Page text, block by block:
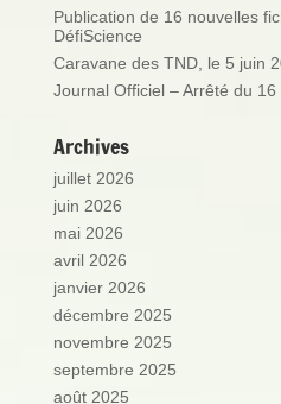
Publication de 16 nouvelles
DéfiScience
Caravane des TND, le 5 juin
Journal Officiel – Arrêté du 16
Archives
juillet 2026
juin 2026
mai 2026
avril 2026
janvier 2026
décembre 2025
novembre 2025
septembre 2025
août 2025